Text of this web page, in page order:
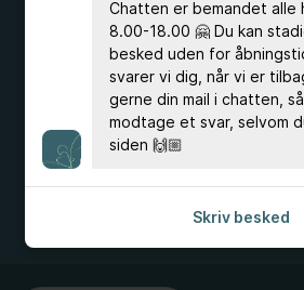
Har du spørgsmål?
33 96 40 00, eller skriv til
hfc@hfc.dk
eller studievejldningen på
Chatten er bemandet alle
8.00-18.00 🤗 Du kan
besked uden for
svarer vi dig, når vi er
gerne din mail i chatten,
modtage et svar, selvom
siden 🙌🏼
Skriv besked